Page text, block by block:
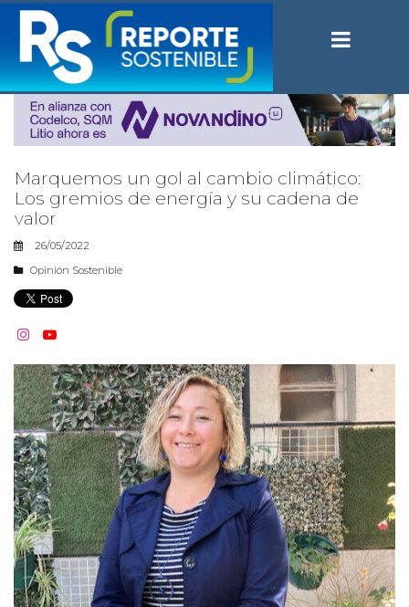
Marquemos un gol al cambio climático:
Los gremios de energía y su cadena de
valor
26/05/2022
Opinión Sostenible
 